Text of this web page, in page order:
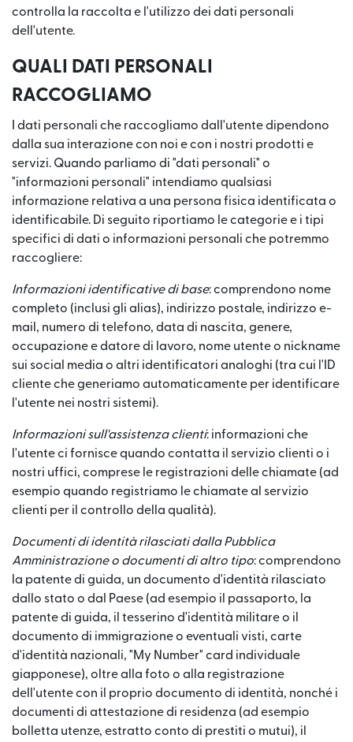
controlla la raccolta e l'utilizzo dei dati personali
dell'utente.
QUALI DATI PERSONALI
RACCOGLIAMO
I dati personali che raccogliamo dall'utente dipendono
dalla sua interazione con noi e con i nostri prodotti e
servizi. Quando parliamo di "dati personali" o
"informazioni personali" intendiamo qualsiasi
informazione relativa a una persona fisica identificata o
identificabile. Di seguito riportiamo le categorie e i tipi
specifici di dati o informazioni personali che potremmo
raccogliere:
Informazioni identificative di base: comprendono nome
completo (inclusi gli alias), indirizzo postale, indirizzo e-
mail, numero di telefono, data di nascita, genere,
occupazione e datore di lavoro, nome utente o nickname
sui social media o altri identificatori analoghi (tra cui l'ID
cliente che generiamo automaticamente per identificare
l'utente nei nostri sistemi).
Informazioni sull'assistenza clienti: informazioni che
l'utente ci fornisce quando contatta il servizio clienti o i
nostri uffici, comprese le registrazioni delle chiamate (ad
esempio quando registriamo le chiamate al servizio
clienti per il controllo della qualità).
Documenti di identità rilasciati dalla Pubblica
Amministrazione o documenti di altro tipo: comprendono
la patente di guida, un documento d'identità rilasciato
dallo stato o dal Paese (ad esempio il passaporto, la
patente di guida, il tesserino d'identità militare o il
documento di immigrazione o eventuali visti, carte
d'identità nazionali, "My Number" card individuale
giapponese), oltre alla foto o alla registrazione
dell'utente con il proprio documento di identità, nonché i
documenti di attestazione di residenza (ad esempio
bolletta utenze, estratto conto di prestiti o mutui), il